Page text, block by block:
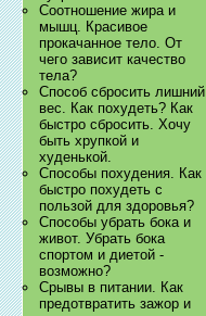
Соотношение жира и
мышц. Красивое
прокачанное тело. От
чего зависит качество
тела?
Способ сбросить лишний
вес. Как похудеть? Как
быстро сбросить. Хочу
быть хрупкой и
худенькой.
Способы похудения. Как
быстро похудеть с
пользой для здоровья?
Способы убрать бока и
живот. Убрать бока
спортом и диетой -
возможно?
Срывы в питании. Как
предотвратить зажор и